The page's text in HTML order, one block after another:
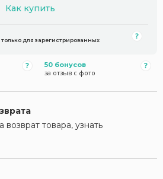
Как купить
для зарегистрированных
50 бонусов
за отзыв с фото
товара, узнать